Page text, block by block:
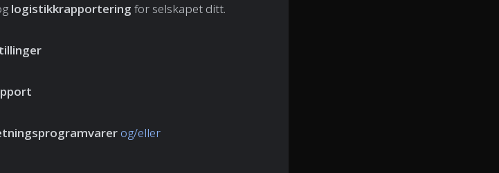
logistikkrapportering for selskapet ditt.
og/eller